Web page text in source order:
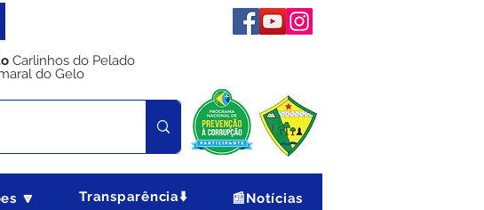
Carlinhos do Pelado
do Gelo
🔽 Transparência⬇️ 📰Notícias